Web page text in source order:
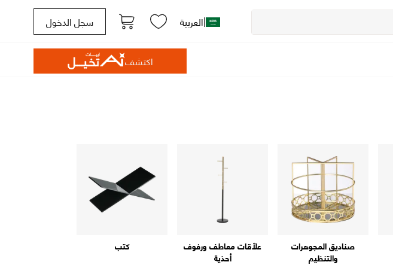
|العربية سجل الدخول
اكتشف
صناديق المجوهرات
والتنظيم
علّاقات معاطف ورفوف
أحذية
كتب